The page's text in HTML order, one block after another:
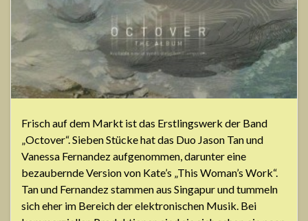
Frisch auf dem Markt ist das Erstlingswerk der Band
„Octover“. Sieben Stücke hat das Duo Jason Tan und
Vanessa Fernandez aufgenommen, darunter eine
bezaubernde Version von Kate’s „This Woman’s Work“.
Tan und Fernandez stammen aus Singapur und tummeln
sich eher im Bereich der elektronischen Musik. Bei